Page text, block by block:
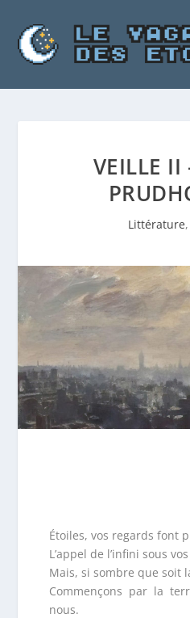
VEILLE II
Littérature,
Étoiles, vos regards font
L’appel de l’infini sous
Mais, si sombre que soit
Commençons par la
nous.